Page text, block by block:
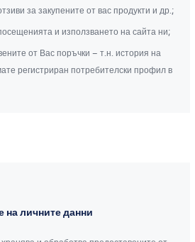
за закупените от вас продукти и др.;
и използването на сайта ни;
от Вас поръчки – т.н. история на
регистриран потребителски профил в
на личните данни